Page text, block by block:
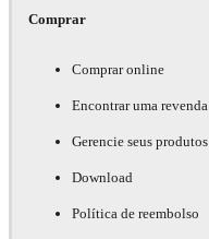
Comprar
Comprar online
Encontrar uma revenda
Gerencie seus produtos
Download
Política de reembolso